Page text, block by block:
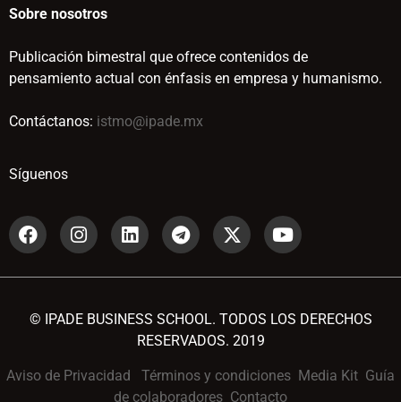
Sobre nosotros
Publicación bimestral que ofrece contenidos de
pensamiento actual con énfasis en empresa y humanismo.
Contáctanos: istmo@ipade.mx
Síguenos
© IPADE BUSINESS SCHOOL. TODOS LOS DERECHOS
RESERVADOS. 2019
Aviso de Privacidad Términos y condiciones Media Kit Guía
de colaboradores Contacto